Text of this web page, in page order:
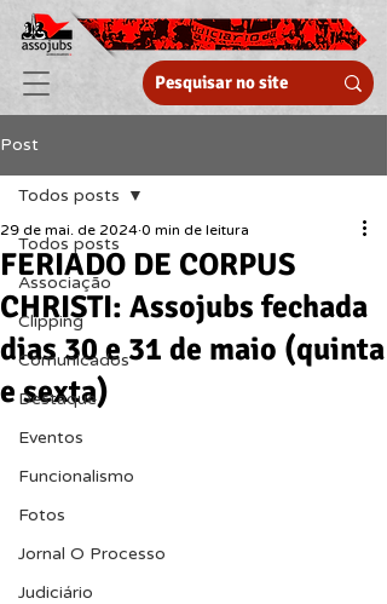
Post
Todos posts
Associação
Clipping
Comunicados
Destaque
Eventos
Funcionalismo
Fotos
Jornal O Processo
Judiciário
Todos posts
FERIADO DE CORPUS
CHRISTI: Assojubs fechada
dias 30 e 31 de maio (quinta
e sexta)
29 de mai. de 2024 0 min de leitura